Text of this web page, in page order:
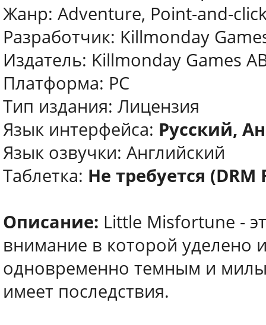
Жанр: Adventure, Point-and-
Разработчик: Killmonday
Издатель: Killmonday Games
Платформа: PC
Тип издания: Лицензия
Язык интерфейса: Русский,
Язык озвучки: Английский
Таблетка: Не требуется (DRM
Описание: Little Misfortune -
внимание в которой уделено
одновременно темным и
имеет последствия.